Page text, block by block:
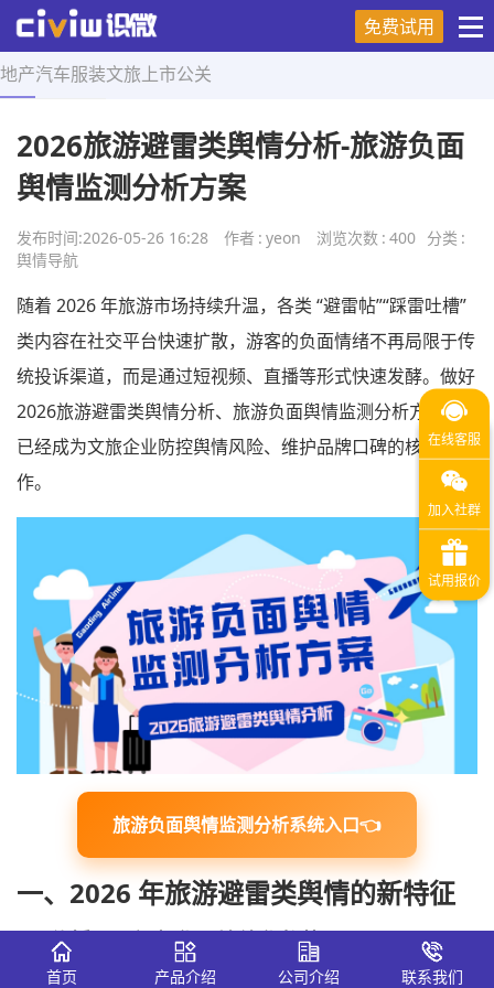
免费试用
地产汽车服装文旅 上市公关
首页 > 舆情导航 > 正文
2026旅游避雷类舆情分析-旅游负面
舆情监测分析方案
发布时间:2026-05-26 16:28 作者 : yeon 浏览次数 : 400 分类 :
舆情导航
随着 2026 年旅游市场持续升温，各类 “避雷帖”“踩雷吐槽”
类内容在社交平台快速扩散，游客的负面情绪不再局限于传
统投诉渠道，而是通过短视频、直播等形式快速发酵。做好
2026旅游避雷类舆情分析、旅游负面舆情监测分析方案，
已经成为文旅企业防控舆情风险、维护品牌口碑的核心工
作。
旅游负面舆情监测分析系统入口👈
一、2026 年旅游避雷类舆情的新特征
1、传播呈现视频化、情绪化趋势
首页 产品介绍 公司介绍 联系我们